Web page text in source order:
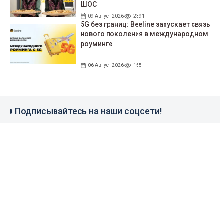
ШОС
09 Август 2026 2391
5G без границ: Beeline запускает связь
нового поколения в международном
роуминге
06 Август 2026 155
Подписывайтесь на наши соцсети!